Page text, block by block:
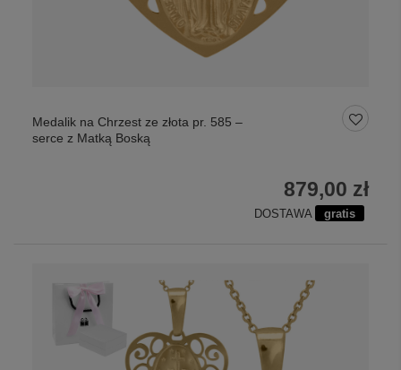
Medalik na Chrzest ze złota pr. 585 –
serce z Matką Boską
879,00 zł
DOSTAWA gratis